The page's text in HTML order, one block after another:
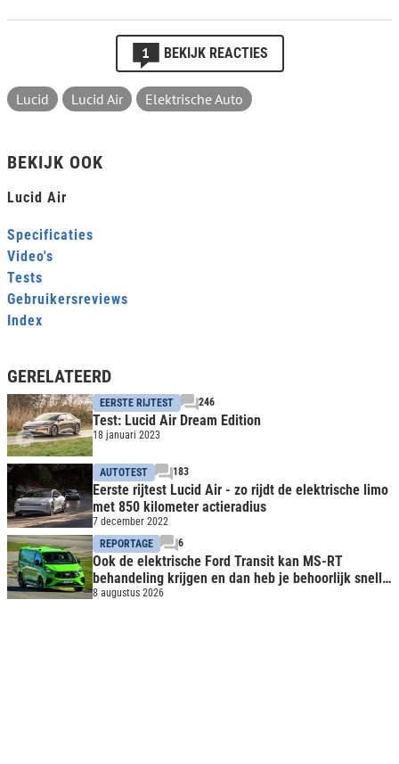
1 BEKIJK REACTIES
Lucid Lucid Air Elektrische Auto
BEKIJK OOK
Lucid Air
Specificaties
Video's
Tests
Gebruikersreviews
Index
GERELATEERD
EERSTE RIJTEST 246
Test: Lucid Air Dream Edition
18 januari 2023
AUTOTEST 183
Eerste rijtest Lucid Air - zo rijdt de elektrische limo
met 850 kilometer actieradius
7 december 2022
REPORTAGE
6
Ook de elektrische Ford Transit kan MS-RT
behandeling krijgen en dan heb je behoorlijk snelle
bus
8 augustus 2026